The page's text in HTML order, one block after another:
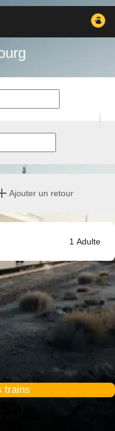
Ajouter un retour
1 Adulte
trains